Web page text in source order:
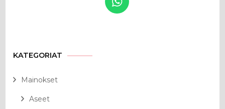
KATEGORIAT
Mainokset
Aseet